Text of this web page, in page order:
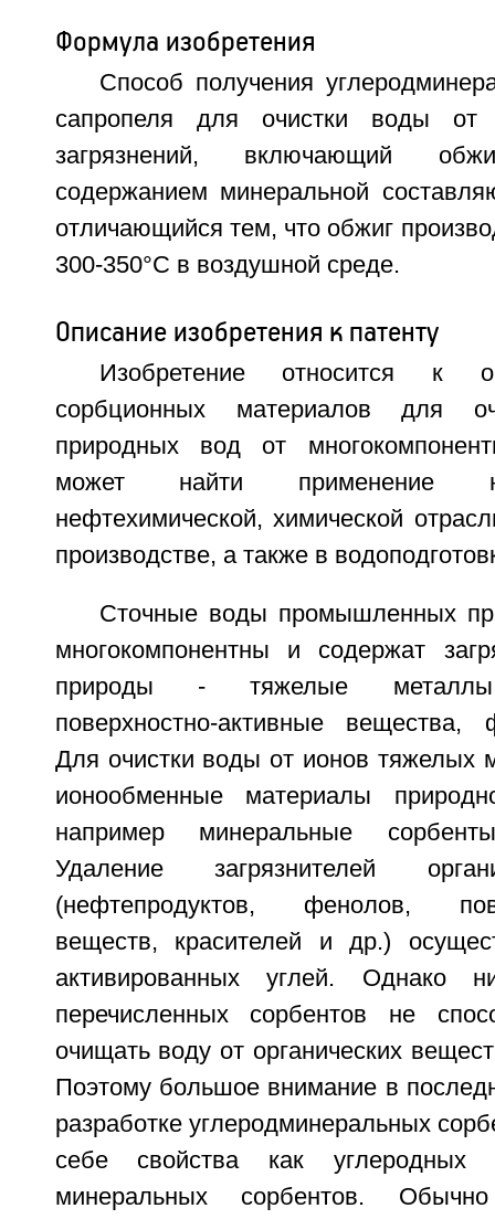
Формула изобретения
Способ получения
сапропеля для очистки воды от
загрязнений, включающий
содержанием минеральной
отличающийся тем, что обжиг
300-350°C в воздушной среде.
Описание изобретения к патенту
Изобретение относится к
сорбционных материалов для
природных вод от
может найти применение
нефтехимической, химической
производстве, а также в
Сточные воды промышленных
многокомпонентны и содержат
природы - тяжелые металлы,
поверхностно-активные вещества,
Для очистки воды от ионов тяжелых
ионообменные материалы
например минеральные
Удаление загрязнителей
(нефтепродуктов, фенолов,
веществ, красителей и др.)
активированных углей. Однако
перечисленных сорбентов не
очищать воду от органических
Поэтому большое внимание в
разработке углеродминеральных
себе свойства как углеродных
минеральных сорбентов.